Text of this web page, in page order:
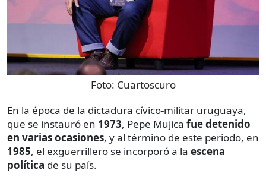
Foto: Cuartoscuro
En la época de la dictadura cívico-militar uruguaya,
que se instauró en 1973, Pepe Mujica fue detenido
en varias ocasiones, y al término de este periodo, en
1985, el exguerrillero se incorporó a la escena
política de su país.